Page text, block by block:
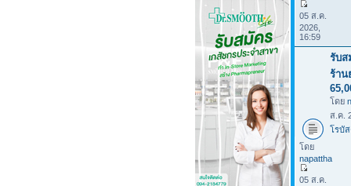
05 ส.ค.
2026,
16:59
รับส
ร้าน
โดย
ส.ค.
โรบั
โดย
napattha
05 ส.ค.